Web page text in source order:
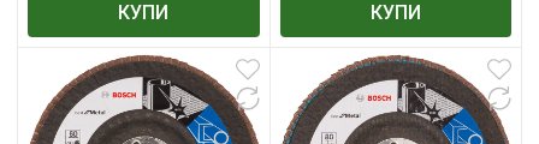
КУПИ КУПИ